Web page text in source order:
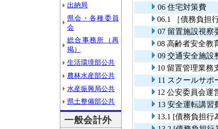
出納局
県会・各種委員
会
総合事務所（再
掲）
生活環境部公共
農林水産部公共
水産振興局公共
県土整備部公共
一般会計外
06 住宅対策費
06.1 ［債務負担
07 留置施設視察
08 高齢者安全教
09 交通安全施設
10 留置管理業務
11 スクールサポ
12 公安委員会運
13 安全運転講習
13.1 [債務負担